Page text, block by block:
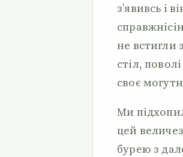
з’явивсь і
не встигли
стіл,
своє
Ми
цей
бурею з